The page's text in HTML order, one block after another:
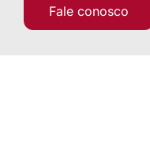
Fale conosco